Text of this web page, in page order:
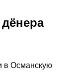
в Османскую